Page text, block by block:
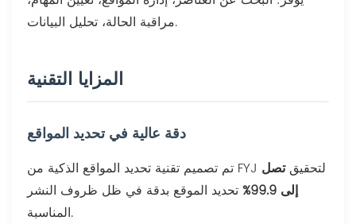
مراقبة الحالة، تحليل البيانات.
المزايا التقنية
دقة عالية في تحديد المواقع
تم تصميم تقنية تحديد المواقع الذكية من FYJ لتحقيقتصل
إلى 99.9%
تحديد الموقع بدقة في ظل ظروف النشر
المناسبة.